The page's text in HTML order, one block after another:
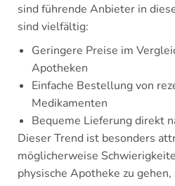
sind führende Anbieter in
sind vielfältig:
Geringere Preise im
Apotheken
Einfache Bestellung von
Medikamenten
Bequeme Lieferung direkt
Dieser Trend ist besonders
möglicherweise
physische Apotheke zu gehen,